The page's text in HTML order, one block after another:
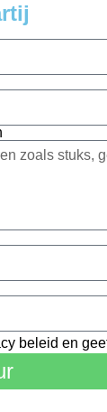
beleid en